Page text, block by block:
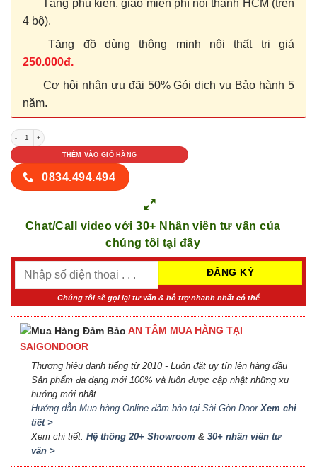
Tặng phụ kiện, giao miễn phí nội thành HCM (trên
4 bộ).
Tặng đồ dùng thông minh nội thất trị giá
250.000đ.
Cơ hội nhận ưu đãi 50% Gói dịch vụ Bảo hành 5
năm.
CỬA NHỰA ABS HÀN QUỐC KOS 118-FZ805 (2) số lượng
THÊM VÀO GIỎ HÀNG
0834.494.494
Chat/Call video với 30+ Nhân viên tư vấn của
chúng tôi tại đây
Chúng tôi sẽ gọi lại tư vấn & hỗ trợ nhanh nhất có thể
AN TÂM MUA HÀNG TẠI
SAIGONDOOR
Thương hiệu danh tiếng từ 2010 - Luôn đặt uy tín lên hàng đầu
Sản phẩm đa dạng mới 100% và luôn được cập nhật những xu
hướng mới nhất
Hướng dẫn Mua hàng Online đảm bảo tại Sài Gòn DoorXem chi
tiết >
Xem chi tiết: Hệ thống 20+ Showroom & 30+ nhân viên tư
vấn >